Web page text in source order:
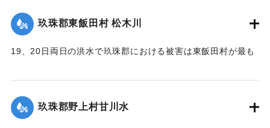
｜固有コード:00275046
玖珠郡東飯田村 松木川
19、20日両日の洪水で玖珠郡における被害は東飯田村が最も
され、川沿いの田地は洗い流されて荒涼を極めている。特に
松木川に架かる橋梁6ヶ所が流失したが、幸いに人畜の死傷は
なかった。この地方はおととしの洪水に大被害を被り、よう
玖珠郡野上村甘川水